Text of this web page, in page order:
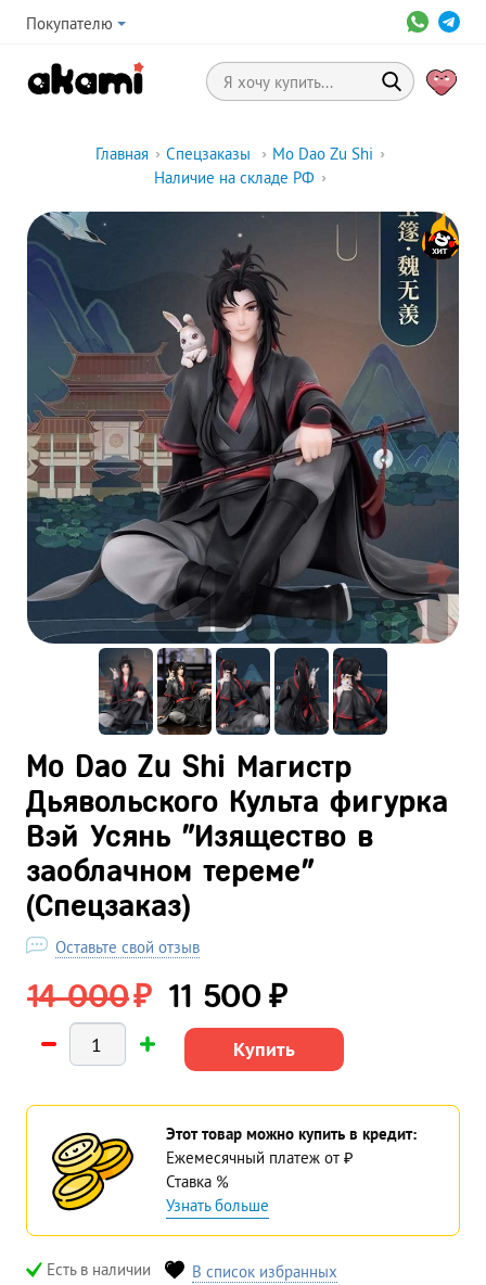
Покупателю
Главная › Спецзаказы › Mo Dao Zu Shi ›
Наличие на складе РФ ›
Mo Dao Zu Shi Магистр
Дьявольского Культа фигурка
Вэй Усянь "Изящество в
заоблачном тереме"
(Спецзаказ)
Оставьте свой отзыв
14 000₽ 11 500 ₽
Купить
Этот товар можно купить в кредит:
Ежемесячный платеж от ₽
Ставка %
Узнать больше
Есть в наличии В список избранных